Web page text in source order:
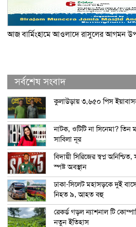
আজ বার্মিংহামে আওলাদে রাসুলের আগমন
সর্বশেষ সংবাদ
কুলাউড়ায় ৩,৬৫০ পিস ইয়াবাসহ
নাটক, ওটিটি না সিনেমা? তিন
সাবিলা নূর
বিদায়ী সিরিজের স্বপ্ন
স্পষ্ট অবস্থান
ঢাকা-সিলেট মহাসড়কে দুই
নিহত ৯, আহত বহু
রেকর্ড গড়ল ন্যাশনাল টি
নতুন ইতিহাস